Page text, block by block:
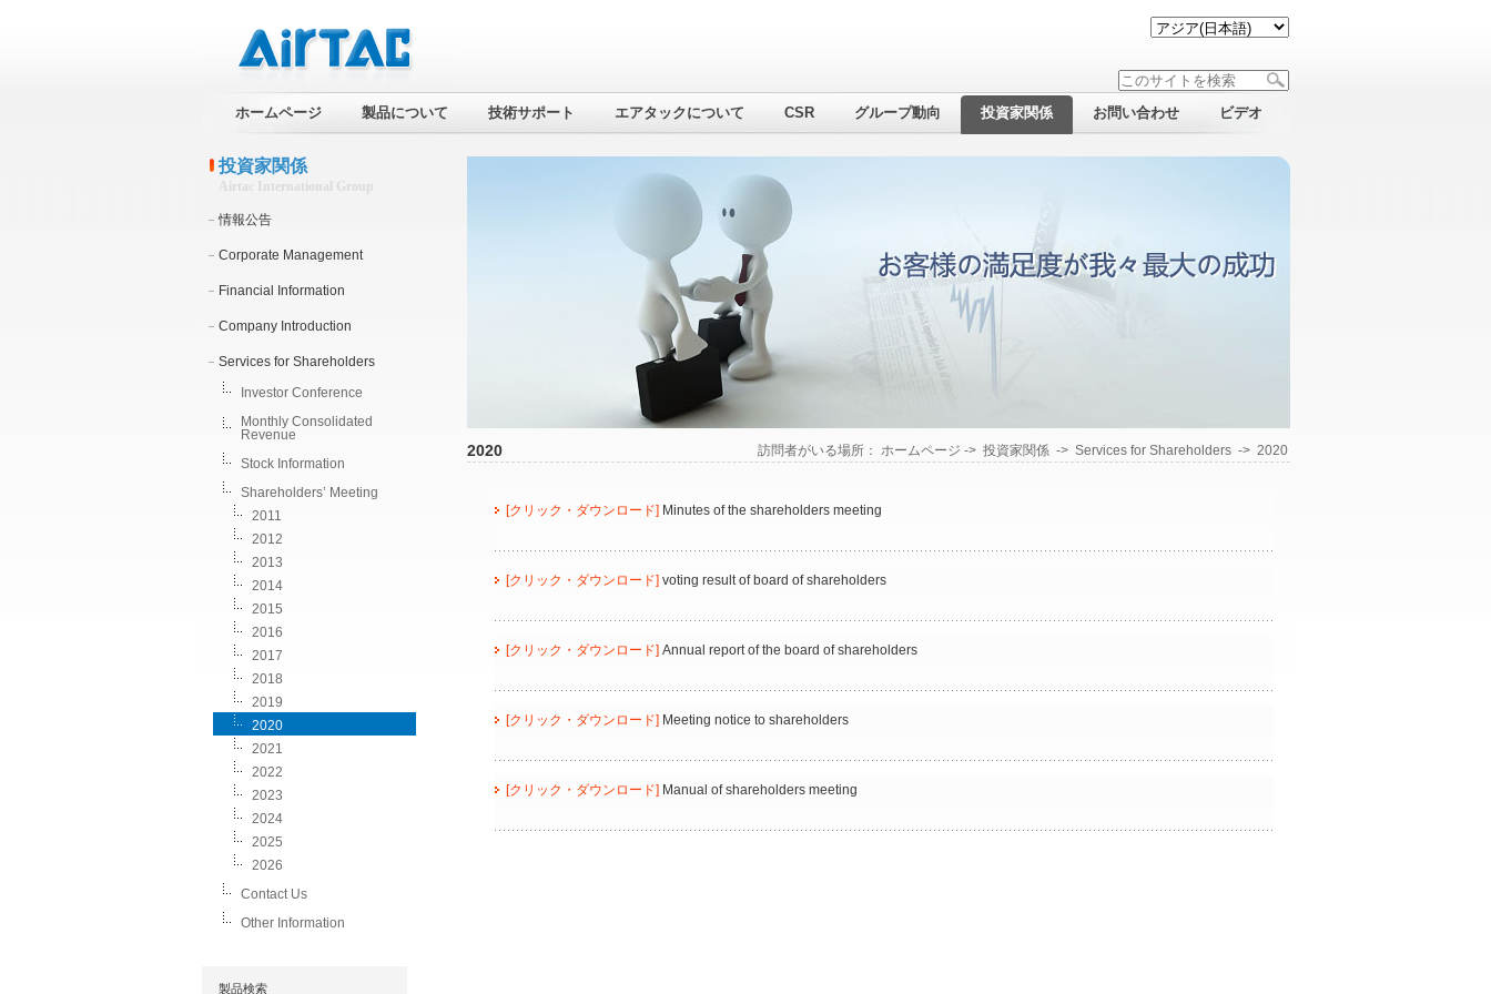
ホームページ 製品について 技術サポート エアタックについて CSR グループ動向 投資家関係 お問い合わせ ビデオ
投資家関係
Airtac International Group
情報公告
Corporate Management
Financial Information
Company Introduction
Services for Shareholders
Investor Conference
Monthly Consolidated
Revenue
Stock Information
Shareholders’ Meeting
2011
2012
2013
2014
2015
2016
2017
2018
2019
2020
2021
2022
2023
2024
2025
2026
Contact Us
Other Information
製品検索
2020 訪問者がいる場所： ホームページ -> 投資家関係-> Services for Shareholders-> 2020
[クリック・ダウンロード] Minutes of the shareholders meeting
[クリック・ダウンロード] voting result of board of shareholders
[クリック・ダウンロード] Annual report of the board of shareholders
[クリック・ダウンロード] Meeting notice to shareholders
[クリック・ダウンロード] Manual of shareholders meeting